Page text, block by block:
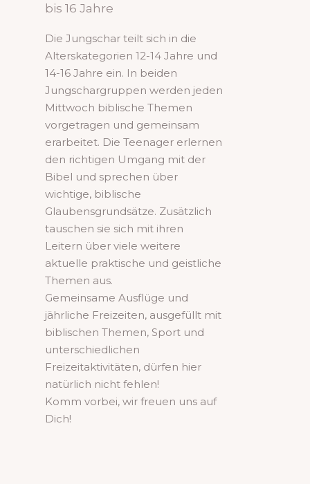
bis 16 Jahre
Die Jungschar teilt sich in die
Alterskategorien 12-14 Jahre und
14-16 Jahre ein. In beiden
Jungschargruppen werden jeden
Mittwoch biblische Themen
vorgetragen und gemeinsam
erarbeitet. Die Teenager erlernen
den richtigen Umgang mit der
Bibel und sprechen über
wichtige, biblische
Glaubensgrundsätze. Zusätzlich
tauschen sie sich mit ihren
Leitern über viele weitere
aktuelle praktische und geistliche
Themen aus.
Gemeinsame Ausflüge und
jährliche Freizeiten, ausgefüllt mit
biblischen Themen, Sport und
unterschiedlichen
Freizeitaktivitäten, dürfen hier
natürlich nicht fehlen!
Komm vorbei, wir freuen uns auf
Dich!